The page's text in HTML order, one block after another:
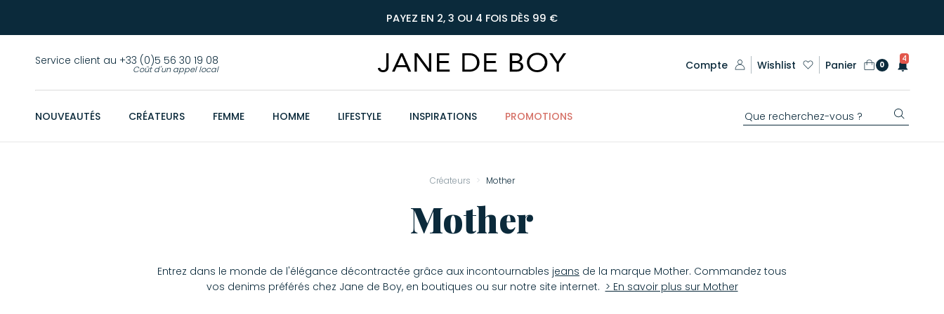
PAYEZ EN 2, 3 OU 4 FOIS DÈS 99 €
Service client au +33 (0)5 56 30 19 08
Coût d'un appel local Compte Wishlist Panier 0
4
NOUVEAUTÉS CRÉATEURS FEMME HOMME LIFESTYLE INSPIRATIONS PROMOTIONS
Créateurs Mother
Mother
Entrez dans le monde de l'élégance décontractée grâce aux incontournables jeans de la marque Mother. Commandez tous
vos denims préférés chez Jane de Boy, en boutiques ou sur notre site internet. > En savoir plus sur Mother